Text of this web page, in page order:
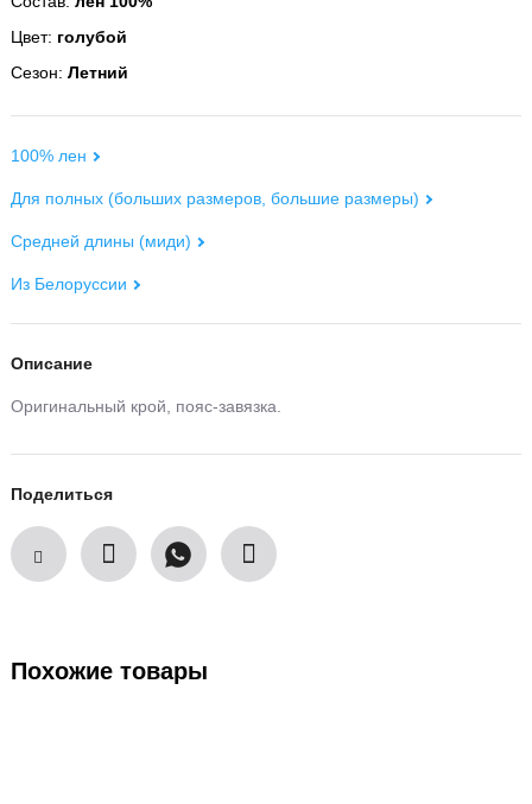
Цвет: голубой
Сезон: Летний
100% лен
Для полных (больших размеров, большие размеры)
Средней длины (миди)
Из Белоруссии
Описание
Оригинальный крой, пояс-завязка.
Поделиться
Похожие товары